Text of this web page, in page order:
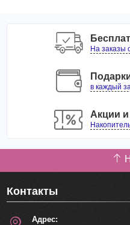
На заказы
в каждый
Акции и
Контакты
Адрес: